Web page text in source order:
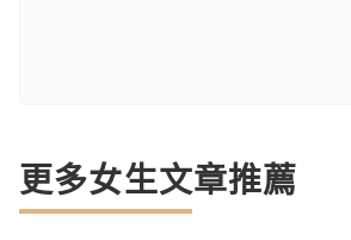
更多女生文章推薦